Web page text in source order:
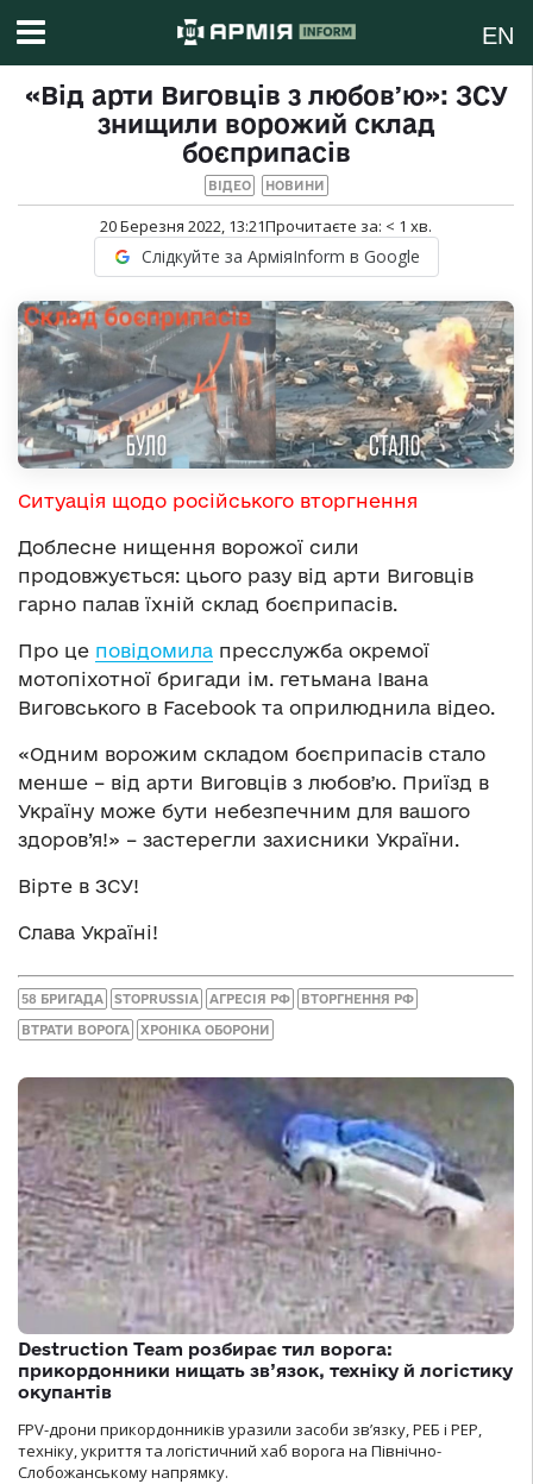
EN
«Від арти Виговців з любовʼю»: ЗСУ
знищили ворожий склад
боєприпасів
ВІДЕО НОВИНИ
20 Березня 2022, 13:21Прочитаєте за: < 1 хв.
Слідкуйте за АрміяInform в Google
Ситуація щодо російського вторгнення
Доблесне нищення ворожої сили
продовжується: цього разу від арти Виговців
гарно палав їхній склад боєприпасів.
Про це повідомила пресслужба окремої
мотопіхотної бригади ім. гетьмана Івана
Виговського в Facebook та оприлюднила відео.
«Одним ворожим складом боєприпасів стало
менше – від арти Виговців з любовʼю. Приїзд в
Україну може бути небезпечним для вашого
здоров’я!» – застерегли захисники України.
Вірте в ЗСУ!
Слава Україні!
58 БРИГАДА STOPRUSSIA АГРЕСІЯ РФ ВТОРГНЕННЯ РФ
ВТРАТИ ВОРОГА ХРОНІКА ОБОРОНИ
Destruction Team розбирає тил ворога:
прикордонники нищать зв’язок, техніку й логістику
окупантів
FPV-дрони прикордонників уразили засоби зв’язку, РЕБ і РЕР,
техніку, укриття та логістичний хаб ворога на Північно-
Слобожанському напрямку.